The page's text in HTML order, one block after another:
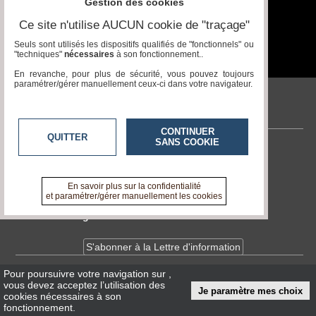
veitech.com
Contactez-nous
A propos de veitech.com
Devenir délégué
S'abonner à la Lettre d'information
InfosCNIL/RGPD
Conditions Générales d'Utilisation
Pour poursuivre votre navigation sur
vous devez acceptez l’utilisation des
cookies nécessaires à son
fonctionnement.
Je paramètre mes choix
Ce site n'utilise AUCUN cookie de "traçage"
Seuls sont utilisés les dispositifs qualifiés de "fonctionnels" ou
"techniques" nécessaires à son fonctionnement..
En revanche, pour plus de sécurité, vous pouvez toujours
paramétrer/gérer manuellement ceux-ci dans votre navigateur.
QUITTER
CONTINUER
SANS COOKIE
En savoir plus sur la confidentialité
et paramétrer/gérer manuellement les cookies